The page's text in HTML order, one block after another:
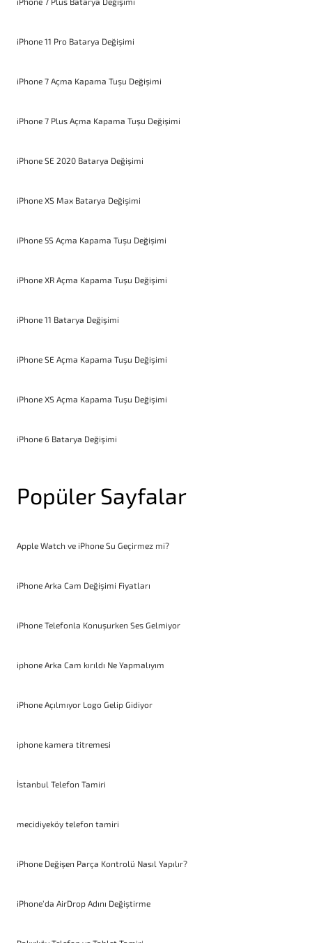
iPhone 11 Pro Batarya Değişimi
iPhone 7 Açma Kapama Tuşu Değişimi
iPhone 7 Plus Açma Kapama Tuşu Değişimi
iPhone SE 2020 Batarya Değişimi
iPhone XS Max Batarya Değişimi
iPhone 5S Açma Kapama Tuşu Değişimi
iPhone XR Açma Kapama Tuşu Değişimi
iPhone 11 Batarya Değişimi
iPhone SE Açma Kapama Tuşu Değişimi
iPhone XS Açma Kapama Tuşu Değişimi
iPhone 6 Batarya Değişimi
Popüler Sayfalar
Apple Watch ve iPhone Su Geçirmez mi?
iPhone Arka Cam Değişimi Fiyatları
iPhone Telefonla Konuşurken Ses Gelmiyor
iphone Arka Cam kırıldı Ne Yapmalıyım
iPhone Açılmıyor Logo Gelip Gidiyor
iphone kamera titremesi
İstanbul Telefon Tamiri
mecidiyeköy telefon tamiri
iPhone Değişen Parça Kontrolü Nasıl Yapılır?
iPhone’da AirDrop Adını Değiştirme